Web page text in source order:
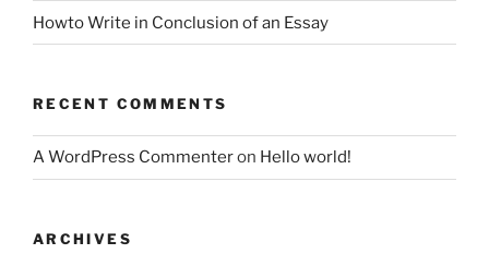
Howto Write in Conclusion of an Essay
RECENT COMMENTS
A WordPress Commenteron Hello world!
ARCHIVES